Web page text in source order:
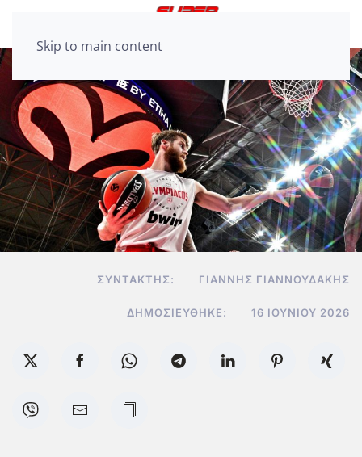
Skip to main content
ΣΥΝΤΆΚΤΗΣ: ΓΙΆΝΝΗΣ ΓΙΑΝΝΟΥΔΆΚΗΣ
ΔΗΜΟΣΙΕΎΘΗΚΕ: 16 ΙΟΥΝΊΟΥ 2026